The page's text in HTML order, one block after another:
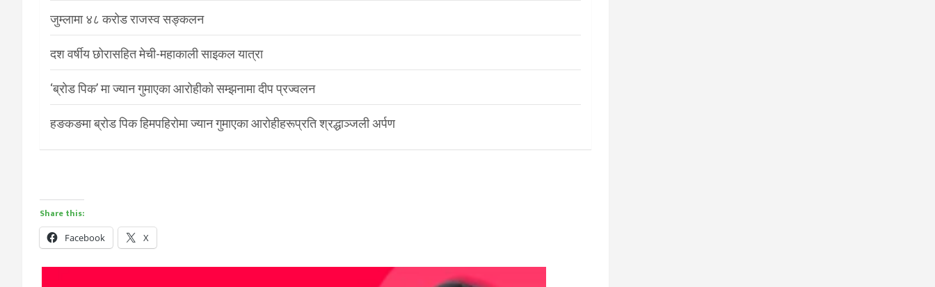
जुम्लामा ४८ करोड राजस्व सङ्कलन
दश वर्षीय छोरासहित मेची-महाकाली साइकल यात्रा
‘ब्रोड पिक’ मा ज्यान गुमाएका आरोहीको सम्झनामा दीप प्रज्वलन
हङकङमा ब्रोड पिक हिमपहिरोमा ज्यान गुमाएका आरोहीहरूप्रति श्रद्धाञ्जली अर्पण
Share this:
Facebook X